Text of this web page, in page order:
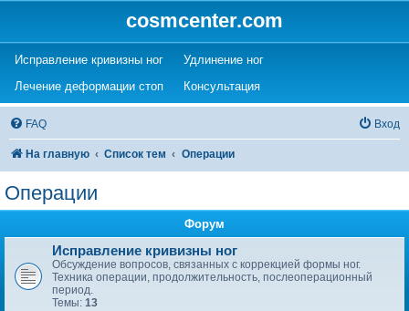
cosmcenter.com
Исправление кривизны ног(Opens a new tab)
Удлинение ног(Opens a new tab)
Лечение деформации стоп(Opens a new tab)
Консультация(Opens a new tab)
FAQ Вход
На главную Список тем Операции
Операции
Форум
Исправление кривизны ног
Обсуждение вопросов, связанных с коррекцией формы ног.
Техника операции, продолжительность, послеоперационный
период.
Темы: 13